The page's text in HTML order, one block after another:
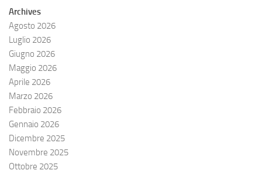
Archives
Agosto 2026
Luglio 2026
Giugno 2026
Maggio 2026
Aprile 2026
Marzo 2026
Febbraio 2026
Gennaio 2026
Dicembre 2025
Novembre 2025
Ottobre 2025